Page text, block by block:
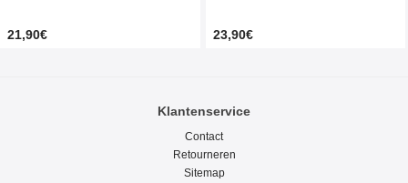
21,90€ 23,90€
Klantenservice
Contact
Retourneren
Sitemap